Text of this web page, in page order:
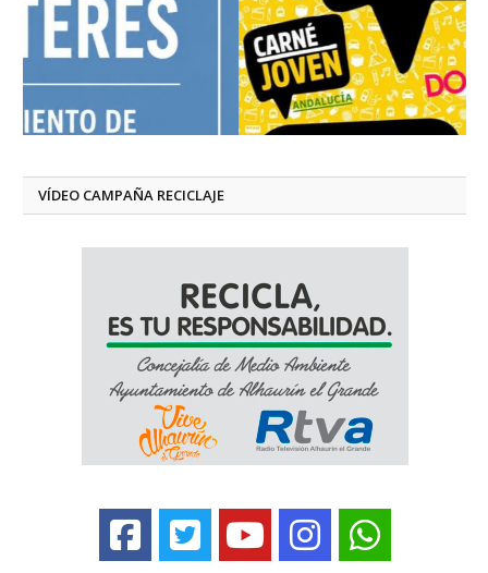
VÍDEO CAMPAÑA RECICLAJE